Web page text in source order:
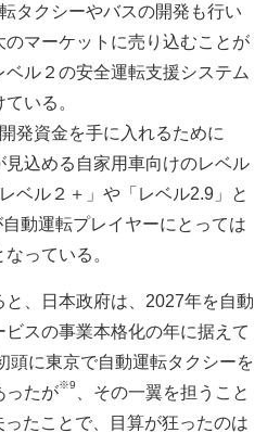
タクシーやバスの開発も行い
マーケットに売り込むことが
ル２の安全運転支援システム
いる。
発資金を手に入れるために
見込める自家用車向けのレベル
ベル２＋」や「レベル2.9」と
動運転プレイヤーにとっては
っている。
と、日本政府は、2027年を自動
スの事業本格化の年に据えて
頭に東京で自動運転タクシーを
ったが※9
、その一翼を担うこと
たことで、目算が狂ったのは